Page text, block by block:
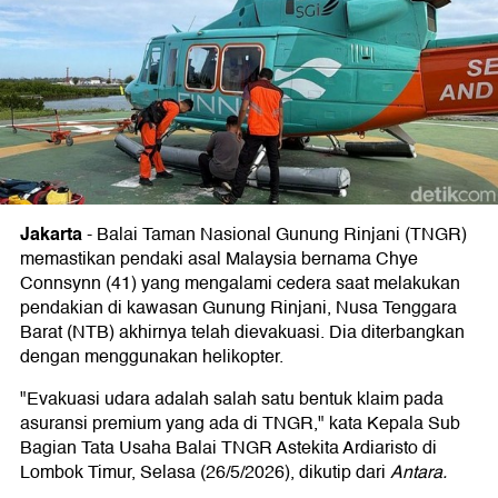
Jakarta-Balai Taman Nasional Gunung Rinjani (TNGR)
memastikan pendaki asal Malaysia bernama Chye
Connsynn (41) yang mengalami cedera saat melakukan
pendakian di kawasan Gunung Rinjani, Nusa Tenggara
Barat (NTB) akhirnya telah dievakuasi. Dia diterbangkan
dengan menggunakan helikopter.
"Evakuasi udara adalah salah satu bentuk klaim pada
asuransi premium yang ada di TNGR," kata Kepala Sub
Bagian Tata Usaha Balai TNGR Astekita Ardiaristo di
Lombok Timur, Selasa (26/5/2026), dikutip dariAntara.